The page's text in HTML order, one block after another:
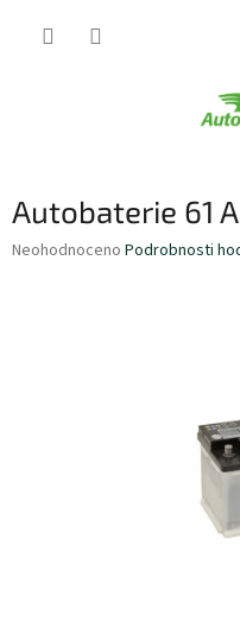
Autobaterie 61
Průměrné
Neohodnoceno Podrobnosti